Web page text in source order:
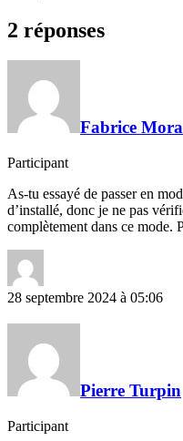
2 réponses
Fabrice
Participant
As-tu essayé de passer en
d’installé, donc je ne pas
complètement dans ce mode.
28 septembre 2024 à 05:06
Pierre Turpin
Participant